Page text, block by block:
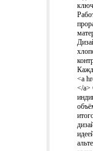
<a
</a>